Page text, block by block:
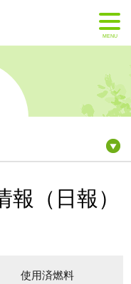
MENU
（日報）
使用済燃料